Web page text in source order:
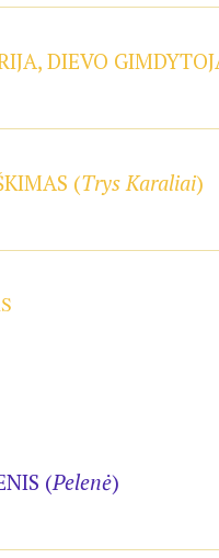
DIEVO
(Trys Karaliai)
(Pelenė)